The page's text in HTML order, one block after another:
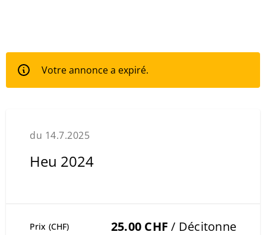
Votre annonce a expiré.
du 14.7.2025
Heu 2024
Prix (CHF) 25.00 CHF / Décitonne